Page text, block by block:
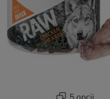
5 opcji